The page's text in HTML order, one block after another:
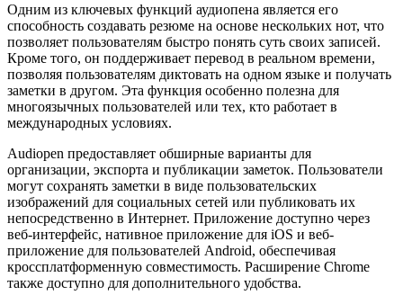
Одним из ключевых функций аудиопена является его
способность создавать резюме на основе нескольких нот, что
позволяет пользователям быстро понять суть своих записей.
Кроме того, он поддерживает перевод в реальном времени,
позволяя пользователям диктовать на одном языке и получать
заметки в другом. Эта функция особенно полезна для
многоязычных пользователей или тех, кто работает в
международных условиях.
Audiopen предоставляет обширные варианты для
организации, экспорта и публикации заметок. Пользователи
могут сохранять заметки в виде пользовательских
изображений для социальных сетей или публиковать их
непосредственно в Интернет. Приложение доступно через
веб-интерфейс, нативное приложение для iOS и веб-
приложение для пользователей Android, обеспечивая
кроссплатформенную совместимость. Расширение Chrome
также доступно для дополнительного удобства.